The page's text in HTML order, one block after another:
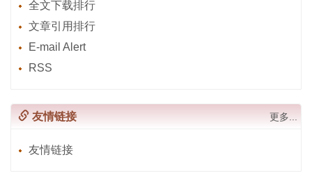
全文下载排行
文章引用排行
E-mail Alert
RSS
友情链接 更多...
友情链接